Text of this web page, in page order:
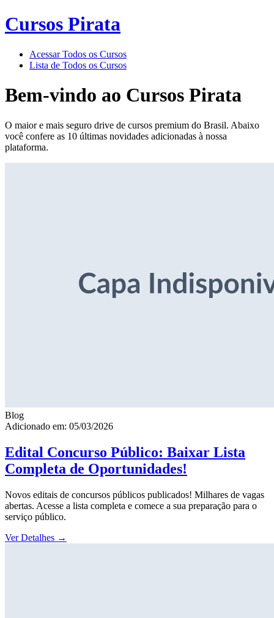
Cursos Pirata
Acessar Todos os Cursos
Lista de Todos os Cursos
Bem-vindo ao Cursos Pirata
O maior e mais seguro drive de cursos premium do Brasil. Abaixo
você confere as 10 últimas novidades adicionadas à nossa
plataforma.
Blog
Adicionado em: 05/03/2026
Edital Concurso Público: Baixar Lista
Completa de Oportunidades!
Novos editais de concursos públicos publicados! Milhares de vagas
abertas. Acesse a lista completa e comece a sua preparação para o
serviço público.
Ver Detalhes →